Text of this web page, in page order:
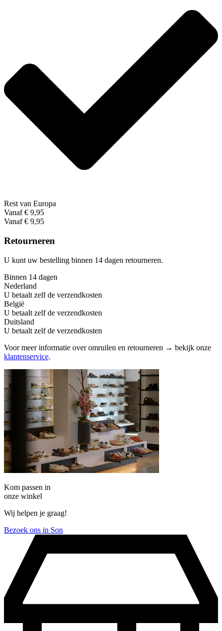
Rest van Europa
Vanaf € 9,95
Vanaf € 9,95
Retourneren
U kunt uw bestelling binnen 14 dagen retourneren.
Binnen 14 dagen
Nederland
U betaalt zelf de verzendkosten
België
U betaalt zelf de verzendkosten
Duitsland
U betaalt zelf de verzendkosten
Voor meer informatie over omruilen en retourneren → bekijk onze
klantenservice.
Kom passen in
onze winkel
Wij helpen je graag!
Bezoek ons in Son